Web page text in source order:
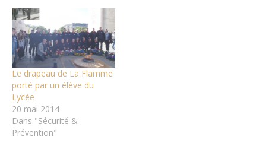
Le drapeau de La Flamme
porté par un élève du
Lycée
20 mai 2014
Dans "Sécurité &
Prévention"